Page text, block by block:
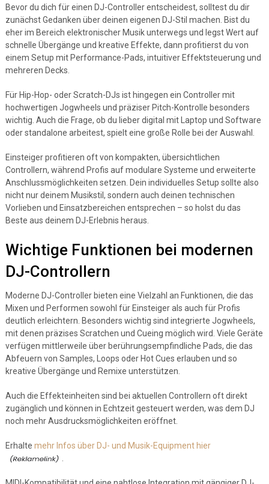
Bevor du dich für einen DJ-Controller entscheidest, solltest du dir
zunächst Gedanken über deinen eigenen DJ-Stil machen. Bist du
eher im Bereich elektronischer Musik unterwegs und legst Wert auf
schnelle Übergänge und kreative Effekte, dann profitierst du von
einem Setup mit Performance-Pads, intuitiver Effektsteuerung und
mehreren Decks.
Für Hip-Hop- oder Scratch-DJs ist hingegen ein Controller mit
hochwertigen Jogwheels und präziser Pitch-Kontrolle besonders
wichtig. Auch die Frage, ob du lieber digital mit Laptop und Software
oder standalone arbeitest, spielt eine große Rolle bei der Auswahl.
Einsteiger profitieren oft von kompakten, übersichtlichen
Controllern, während Profis auf modulare Systeme und erweiterte
Anschlussmöglichkeiten setzen. Dein individuelles Setup sollte also
nicht nur deinem Musikstil, sondern auch deinen technischen
Vorlieben und Einsatzbereichen entsprechen – so holst du das
Beste aus deinem DJ-Erlebnis heraus.
Wichtige Funktionen bei modernen
DJ-Controllern
Moderne DJ-Controller bieten eine Vielzahl an Funktionen, die das
Mixen und Performen sowohl für Einsteiger als auch für Profis
deutlich erleichtern. Besonders wichtig sind integrierte Jogwheels,
mit denen präzises Scratchen und Cueing möglich wird. Viele Geräte
verfügen mittlerweile über berührungsempfindliche Pads, die das
Abfeuern von Samples, Loops oder Hot Cues erlauben und so
kreative Übergänge und Remixe unterstützen.
Auch die Effekteinheiten sind bei aktuellen Controllern oft direkt
zugänglich und können in Echtzeit gesteuert werden, was dem DJ
noch mehr Ausdrucksmöglichkeiten eröffnet.
Erhalte mehr Infos über DJ- und Musik-Equipment hier